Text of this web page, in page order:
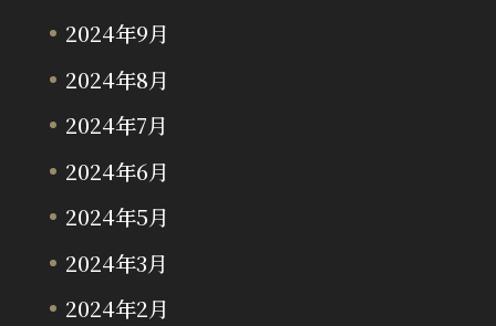
2024年9月
2024年8月
2024年7月
2024年6月
2024年5月
2024年3月
2024年2月